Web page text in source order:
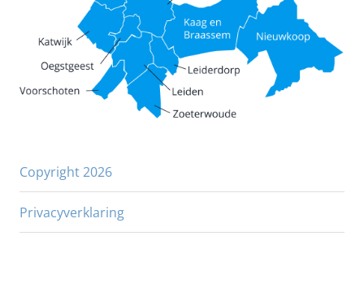
Copyright 2026
Privacyverklaring